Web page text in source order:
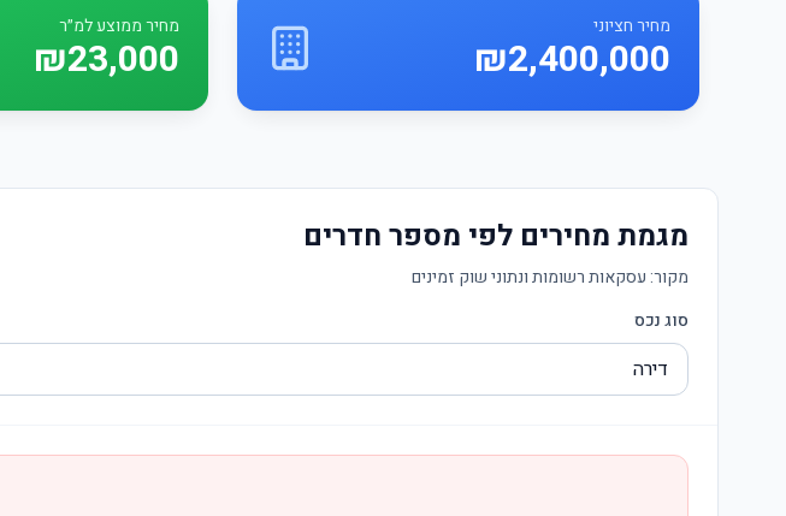
מחיר חציוני
₪2,400,000
מחיר ממוצע למ״ר
₪23,000
מגמת מחירים לפי מספר חדרים
מקור: עסקאות רשומות ונתוני שוק זמינים
סוג נכס